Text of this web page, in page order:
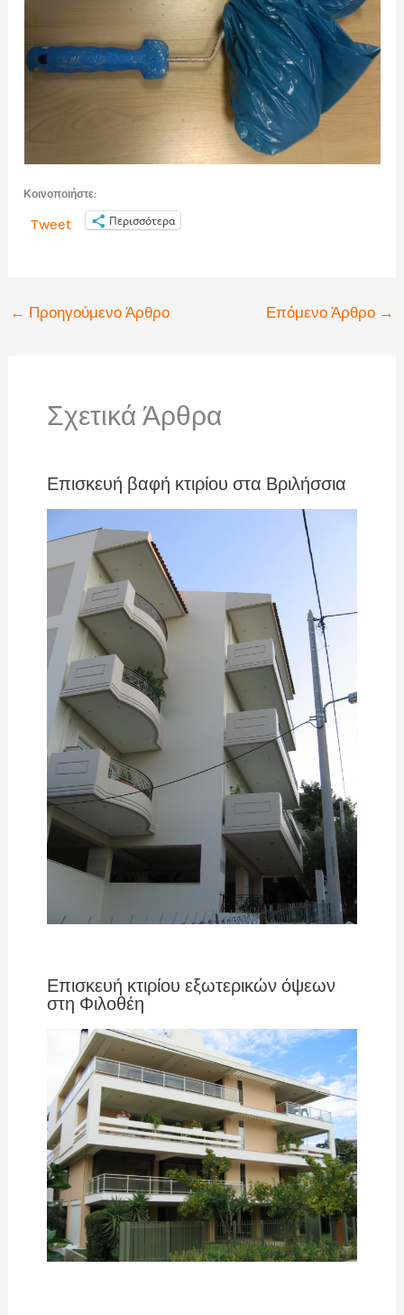
Κοινοποιήστε:
Tweet Περισσότερα
← Προηγούμενο Άρθρο Επόμενο Άρθρο →
Σχετικά Άρθρα
Επισκευή βαφή κτιρίου στα Βριλήσσια
Επισκευή κτιρίου εξωτερικών όψεων
στη Φιλοθέη